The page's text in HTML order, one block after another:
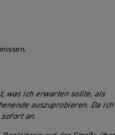
was ich erwarten sollte, als
auszuprobieren. Da ich
an.